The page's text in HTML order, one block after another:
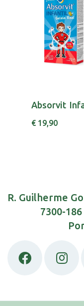
€ 19,90
R. Guilherme
7300-